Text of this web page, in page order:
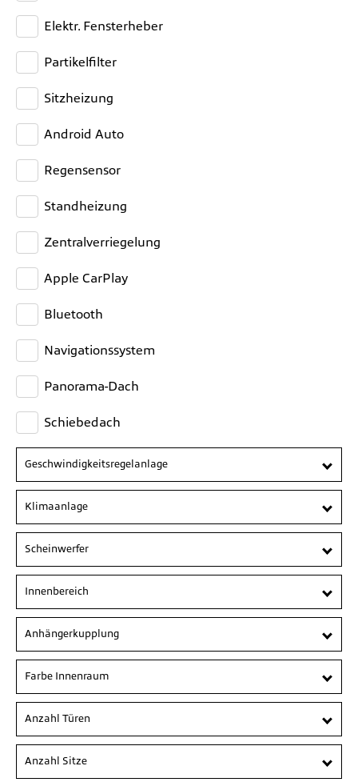
Elektr. Fensterheber
Partikelfilter
Sitzheizung
Android Auto
Regensensor
Standheizung
Zentralverriegelung
Apple CarPlay
Bluetooth
Navigationssystem
Panorama-Dach
Schiebedach
Geschwindigkeitsregelanlage
Klimaanlage
Scheinwerfer
Innenbereich
Anhängerkupplung
Farbe Innenraum
Anzahl Türen
Anzahl Sitze